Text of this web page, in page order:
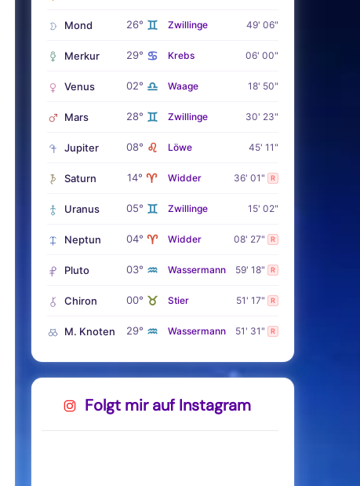
Mond 26° ♊ Zwillinge 49' 06"
Merkur 29° ♋ Krebs 06' 00"
Venus 02° ♎ Waage 18' 50"
Mars 28° ♊ Zwillinge 30' 23"
Jupiter 08° ♌ Löwe 45' 11"
Saturn 14° ♈ Widder 36' 01" R
Uranus 05° ♊ Zwillinge 15' 02"
Neptun 04° ♈ Widder 08' 27" R
Pluto 03° ♒ Wassermann 59' 18" R
Chiron 00° ♉ Stier 51' 17" R
M. Knoten 29° ♒ Wassermann 51' 31" R
Folgt mir auf Instagram